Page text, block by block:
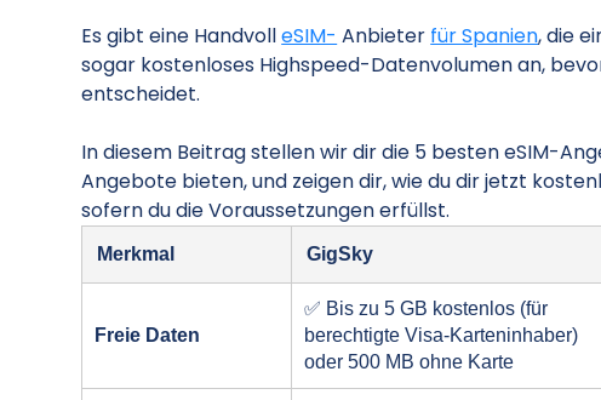
Es gibt eine HandvolleSIM- Anbieter für Spanien, die
sogar kostenloses Highspeed-Datenvolumen an,
entscheidet.
In diesem Beitrag stellen wir dir die 5 besten eSIM-
Angebote bieten, und zeigen dir, wie du dir jetzt
sofern du die Voraussetzungen erfüllst.
Merkmal GigSky
Freie Daten
✅ Bis zu 5 GB kostenlos (für
berechtigte Visa-Karteninhaber)
oder 500 MB ohne Karte